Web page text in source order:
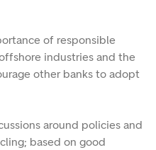
of responsible
industries and the
other banks to adopt
around policies and
based on good